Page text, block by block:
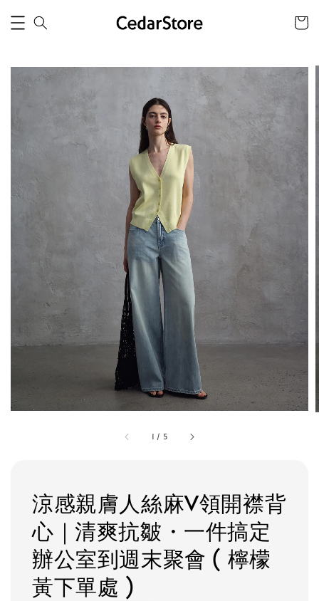
1 / 5
涼感親膚人絲麻V領開襟背
心｜清爽抗皺・一件搞定
辦公室到週末聚會 ( 檸檬
黃下單處 )